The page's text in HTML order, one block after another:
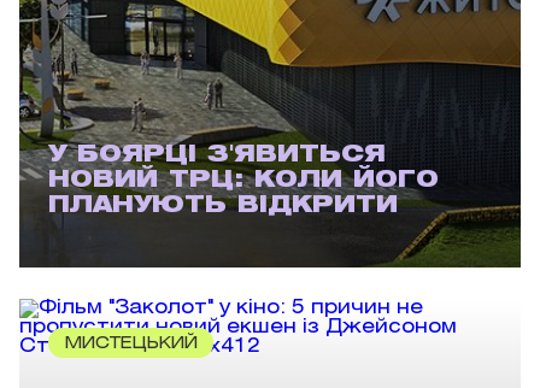
У БОЯРЦІ З'ЯВИТЬСЯ
НОВИЙ ТРЦ: КОЛИ ЙОГО
ПЛАНУЮТЬ ВІДКРИТИ
МИСТЕЦЬКИЙ